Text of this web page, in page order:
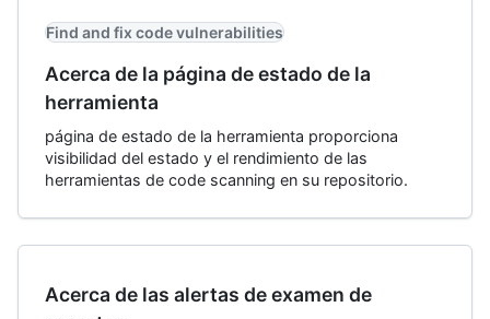
Find and fix code vulnerabilities
Acerca de la página de estado de la
herramienta
página de estado de la herramienta proporciona
visibilidad del estado y el rendimiento de las
herramientas de code scanning en su repositorio.
Acerca de las alertas de examen de